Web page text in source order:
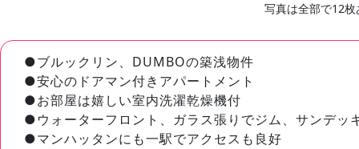
写真は全部で12
●ブルックリン、DUMBOの築浅物件
●安心のドアマン付きアパートメント
●お部屋は嬉しい室内洗濯乾燥機付
●ウォーターフロント、ガラス張りでジム、サンデッ
●マンハッタンにも一駅でアクセスも良好